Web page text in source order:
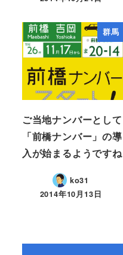
群馬
ご当地ナンバーとして
「前橋ナンバー」の導
入が始まるようですね
ko31
2014年10月13日